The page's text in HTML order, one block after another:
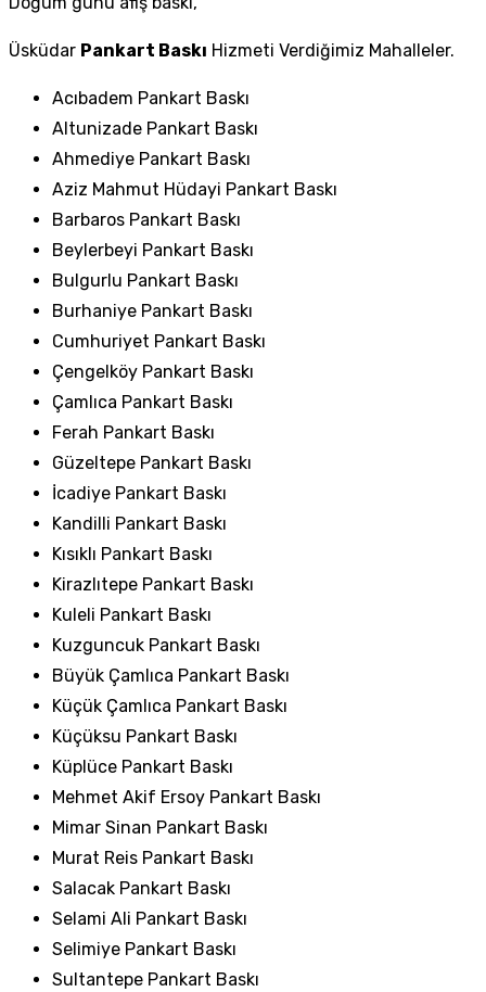
Üsküdar Pankart Baskı Hizmeti Verdiğimiz Mahalleler.
Acıbadem Pankart Baskı
Altunizade Pankart Baskı
Ahmediye Pankart Baskı
Aziz Mahmut Hüdayi Pankart Baskı
Barbaros Pankart Baskı
Beylerbeyi Pankart Baskı
Bulgurlu Pankart Baskı
Burhaniye Pankart Baskı
Cumhuriyet Pankart Baskı
Çengelköy Pankart Baskı
Çamlıca Pankart Baskı
Ferah Pankart Baskı
Güzeltepe Pankart Baskı
İcadiye Pankart Baskı
Kandilli Pankart Baskı
Kısıklı Pankart Baskı
Kirazlıtepe Pankart Baskı
Kuleli Pankart Baskı
Kuzguncuk Pankart Baskı
Büyük Çamlıca Pankart Baskı
Küçük Çamlıca Pankart Baskı
Küçüksu Pankart Baskı
Küplüce Pankart Baskı
Mehmet Akif Ersoy Pankart Baskı
Mimar Sinan Pankart Baskı
Murat Reis Pankart Baskı
Salacak Pankart Baskı
Selami Ali Pankart Baskı
Selimiye Pankart Baskı
Sultantepe Pankart Baskı